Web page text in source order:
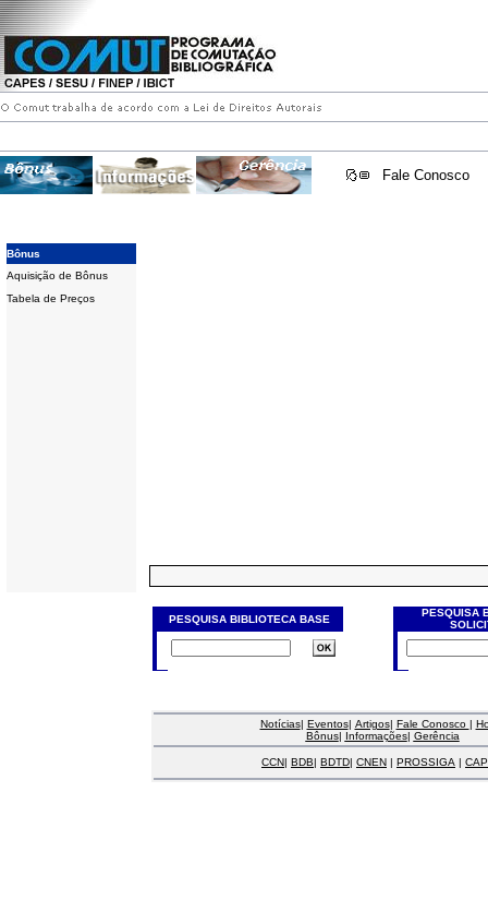
Fale Conosco
Bônus
Aquisição de Bônus
Tabela de Preços
PESQUISA BIBLIOTECA BASE
PESQUISA
Notícias| Eventos| Artigos| Fale Conosco |
Bônus| Informações| Gerência
CCN| BDB| BDTD| CNEN | PROSSIGA |